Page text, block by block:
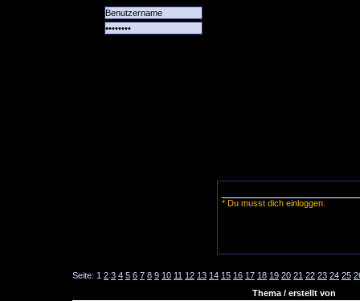
* Du musst dich einloggen.
Seite: 1 2 3 4 5 6 7 8 9 10 11 12 13 14 15 16 17 18 19 20 21 22 23 24 25
Thema / erstellt von